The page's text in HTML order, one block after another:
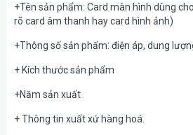
+Tên sản phẩm: Card màn hình dùng
rõ card âm thanh hay card hình ảnh)
+Thông số sản phẩm: điện áp, dung
+ Kích thước sản phẩm
+Năm sản xuất
+ Thông tin xuất xứ hàng hoá.